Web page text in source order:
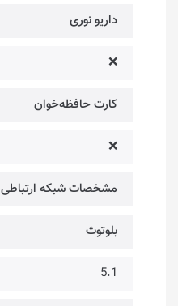
داریو نوری
❌
کارت حافظه‌خوان
❌
مشخصات شبکه ارتباطی
بلوتوث
5.1